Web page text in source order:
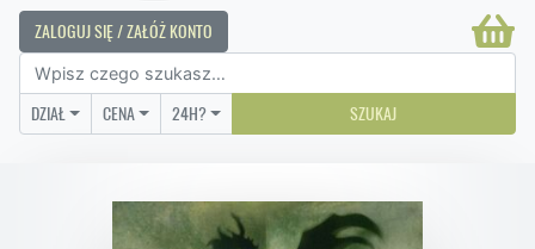
ZALOGUJ SIĘ / ZAŁÓŻ KONTO
DZIAŁ CENA 24H? SZUKAJ